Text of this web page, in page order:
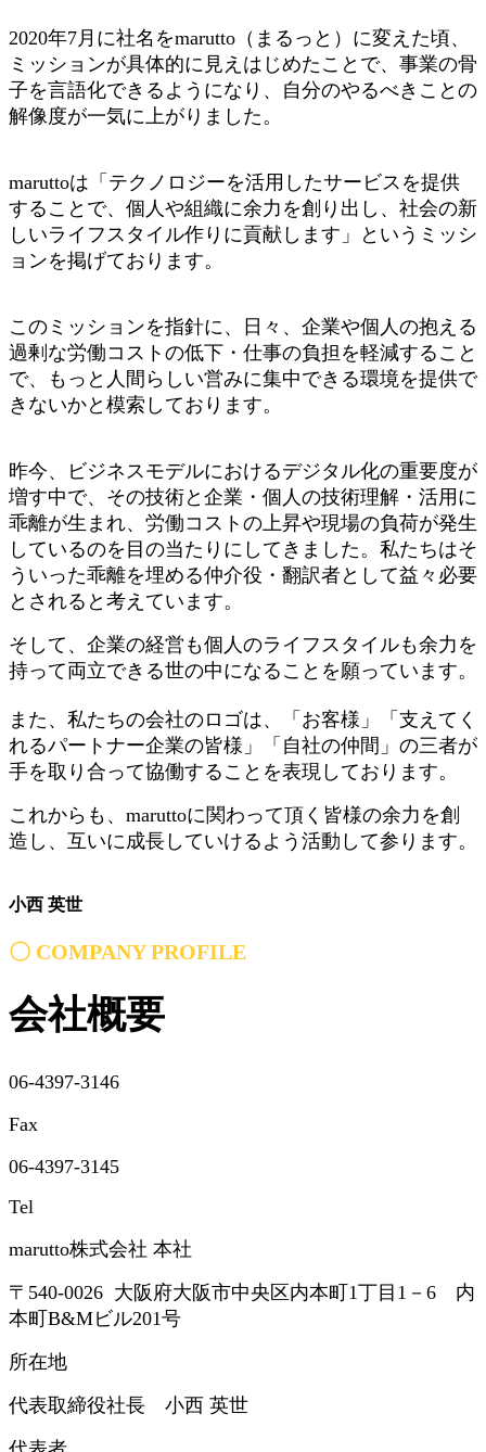
2020年7月に社名をmarutto（まるっと）に変えた頃、
ミッションが具体的に見えはじめたことで、事業の骨
子を言語化できるようになり、自分のやるべきことの
解像度が一気に上がりました。
maruttoは「テクノロジーを活用したサービスを提供
することで、個人や組織に余力を創り出し、社会の新
しいライフスタイル作りに貢献します」というミッシ
ョンを掲げております。
このミッションを指針に、日々、企業や個人の抱える
過剰な労働コストの低下・仕事の負担を軽減すること
で、もっと人間らしい営みに集中できる環境を提供で
きないかと模索しております。
昨今、ビジネスモデルにおけるデジタル化の重要度が
増す中で、その技術と企業・個人の技術理解・活用に
乖離が生まれ、労働コストの上昇や現場の負荷が発生
しているのを目の当たりにしてきました。私たちはそ
ういった乖離を埋める仲介役・翻訳者として益々必要
とされると考えています。
そして、企業の経営も個人のライフスタイルも余力を
持って両立できる世の中になることを願っています。
また、私たちの会社のロゴは、「お客様」「支えてく
れるパートナー企業の皆様」「自社の仲間」の三者が
手を取り合って協働することを表現しております。
これからも、maruttoに関わって頂く皆様の余力を創
造し、互いに成長していけるよう活動して参ります。
小西 英世
〇 COMPANY PROFILE
会社概要
06-4397-3146
Fax
06-4397-3145
Tel
marutto株式会社 本社
〒540-0026 大阪府大阪市中央区内本町1丁目1－6​ 内
本町B&Mビル201号
所在地
代表取締役社長 小西 英世